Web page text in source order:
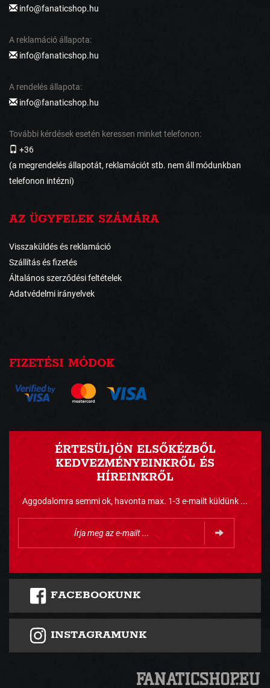
info@fanaticshop.hu
A reklamáció állapota:
info@fanaticshop.hu
A rendelés állapota:
info@fanaticshop.hu
További kérdések esetén keressen minket telefonon:
+36
(a megrendelés állapotát, reklamációt stb. nem áll módunkban
telefonon intézni)
AZ ÜGYFELEK SZÁMÁRA
Visszaküldés és reklamáció
Szállítás és fizetés
Általános szerződési feltételek
Adatvédelmi irányelvek
FIZETÉSI MÓDOK
ÉRTESÜLJÖN ELSŐKÉZBŐL
KEDVEZMÉNYEINKRŐL ÉS
HÍREINKRŐL
Aggodalomra semmi ok, havonta max. 1-3 e-mailt küldünk ...
FACEBOOKUNK
INSTAGRAMUNK